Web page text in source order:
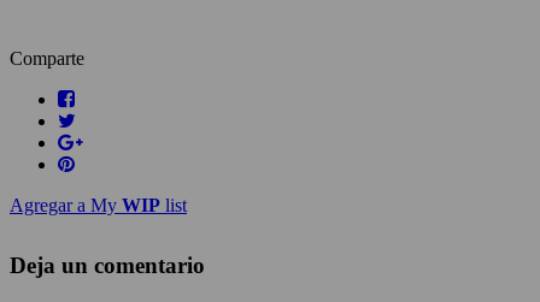
Comparte
Agregar a My WIP list
Deja un comentario